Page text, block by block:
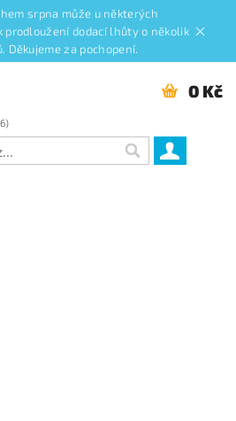
srpna může u některých
prodloužení dodací lhůty o několik
Děkujeme za pochopení.
0 Kč